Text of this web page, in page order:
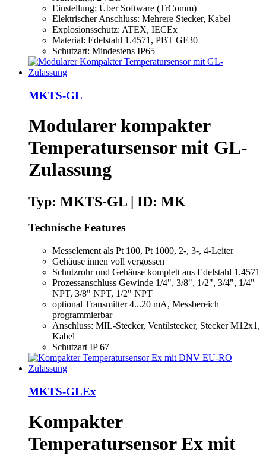
Einstellung: Über Software (TrComm)
Elektrischer Anschluss: Mehrere Stecker, Kabel
Explosionsschutz: ATEX, IECEx
Material: Edelstahl 1.4571, PBT GF30
Schutzart: Mindestens IP65
MKTS-GL
Modularer kompakter
Temperatursensor mit GL-
Zulassung
Typ: MKTS-GL | ID: MK
Technische Features
Messelement als Pt 100, Pt 1000, 2-, 3-, 4-Leiter
Gehäuse innen voll vergossen
Schutzrohr und Gehäuse komplett aus Edelstahl 1.4571
Prozessanschluss Gewinde 1/4", 3/8", 1/2", 3/4", 1/4"
NPT, 3/8" NPT, 1/2" NPT
optional Transmitter 4...20 mA, Messbereich
programmierbar
Anschluss: MIL-Stecker, Ventilstecker, Stecker M12x1,
Kabel
Schutzart IP 67
MKTS-GLEx
Kompakter
Temperatursensor Ex mit